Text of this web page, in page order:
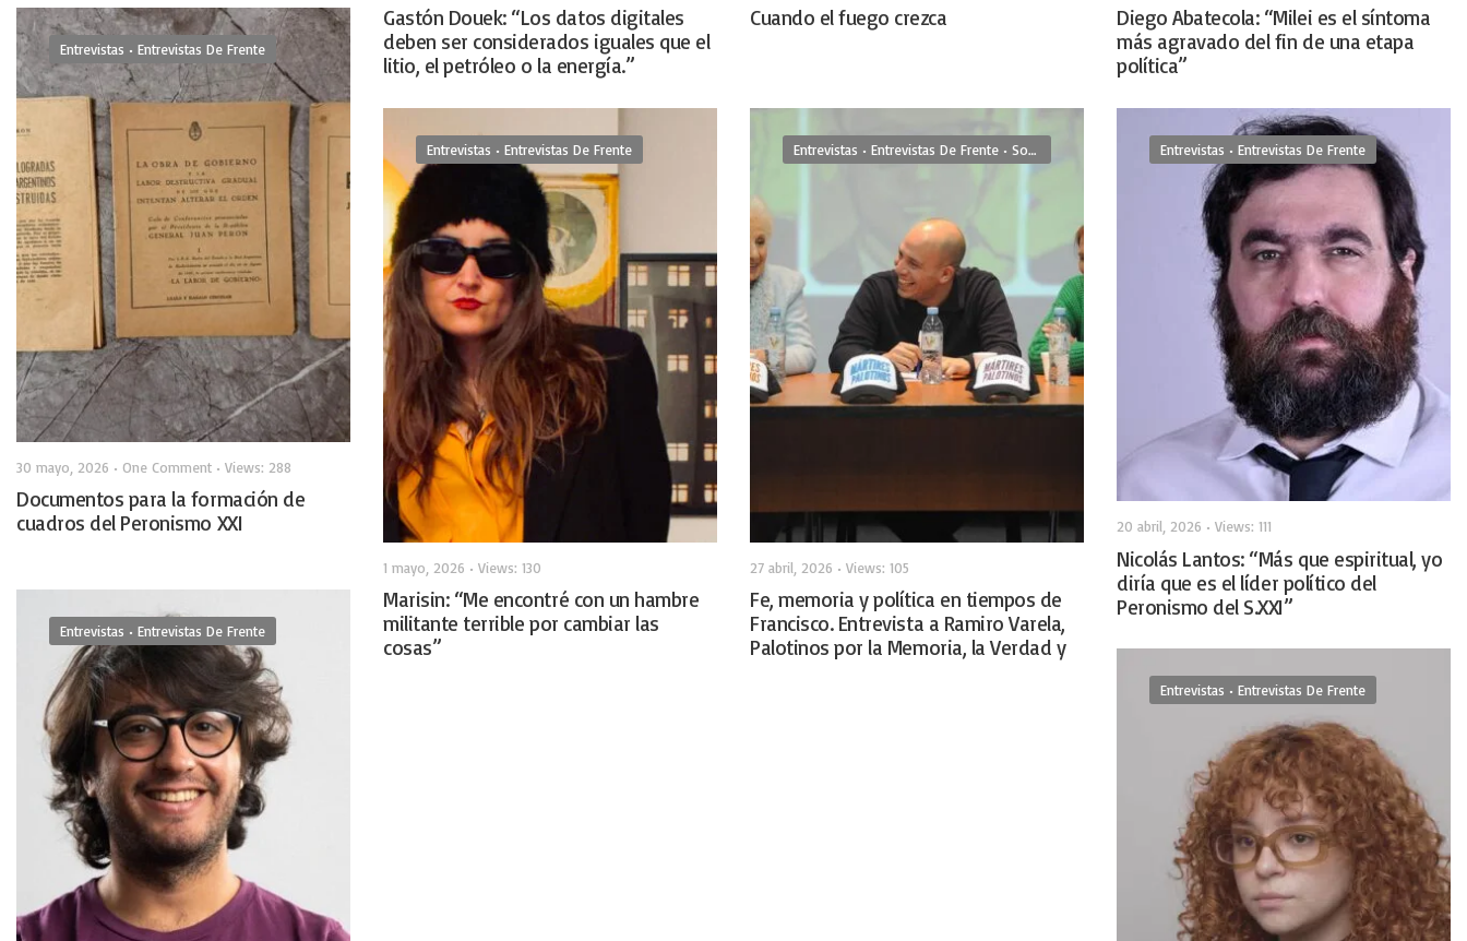
partido”.
Gastón Douek: “Los datos digitales
deben ser considerados iguales que el
litio, el petróleo o la energía.”
Cuando el fuego crezca
Diego Abatecola: “Milei es el síntoma
más agravado del fin de una etapa
política”
Entrevistas • Entrevistas De Frente
30 mayo, 2026 • One Comment • Views: 288
Documentos para la formación de
cuadros del Peronismo XXI
Entrevistas • Entrevistas De Frente
1 mayo, 2026 • Views: 130
Marisin: “Me encontré con un hambre
militante terrible por cambiar las
cosas”
Entrevistas • Entrevistas De Frente • Sociedad
27 abril, 2026 • Views: 105
Fe, memoria y política en tiempos de
Francisco. Entrevista a Ramiro Varela,
Palotinos por la Memoria, la Verdad y
Entrevistas • Entrevistas De Frente
20 abril, 2026 • Views: 111
Nicolás Lantos: “Más que espiritual, yo
diría que es el líder político del
Peronismo del S.XXI”
Entrevistas • Entrevistas De Frente
Entrevistas • Entrevistas De Frente